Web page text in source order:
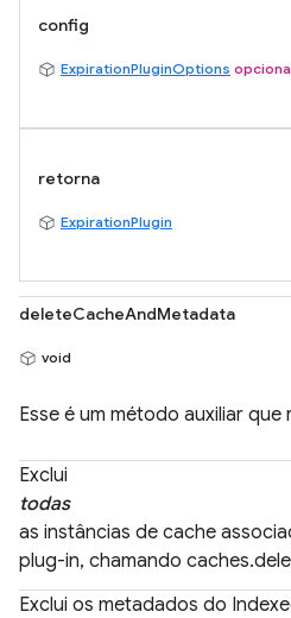
config
ExpirationPluginOptions
retorna
ExpirationPlugin
deleteCacheAndMetadata
void
Esse é um método auxiliar
Exclui
todas
as instâncias de cache
plug-in, chamando
Exclui os metadados do